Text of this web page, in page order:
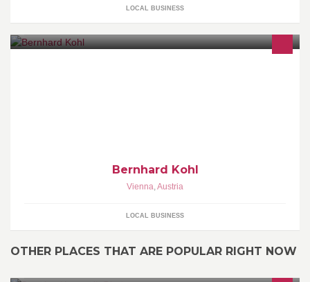
LOCAL BUSINESS
Bernhard Kohl
Vienna,Austria
LOCAL BUSINESS
OTHER PLACES THAT ARE POPULAR RIGHT NOW